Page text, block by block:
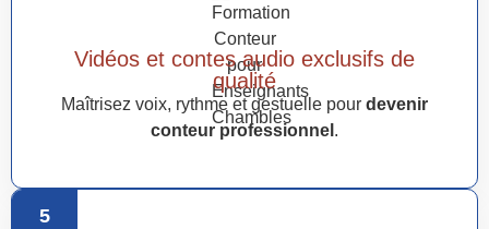
Vidéos et contes audio exclusifs de
qualité
Maîtrisez voix, rythme et gestuelle pour devenir
conteur professionnel .
5